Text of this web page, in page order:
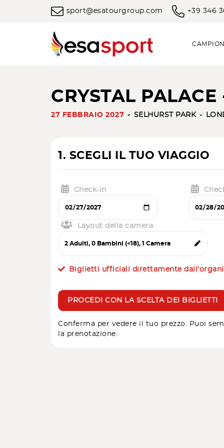
sport@esatourgroup.com +39 346
CRYSTAL
27 FEBBRAIO 2027 SELHURST PARK
1. SCEGLI IL TUO VIAGGIO
Check-in
Layout della camera
Biglietti ufficiali direttamente
PROCEDI CON LA SCELTA DEI BIGLIETTI
Conferma per vedere il tuo prezzo. Puoi
la prenotazione.